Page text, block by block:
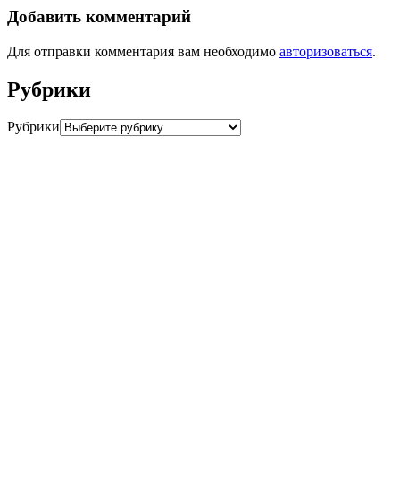
Добавить комментарий
Для отправки комментария вам необходимо авторизоваться.
Рубрики
Рубрики